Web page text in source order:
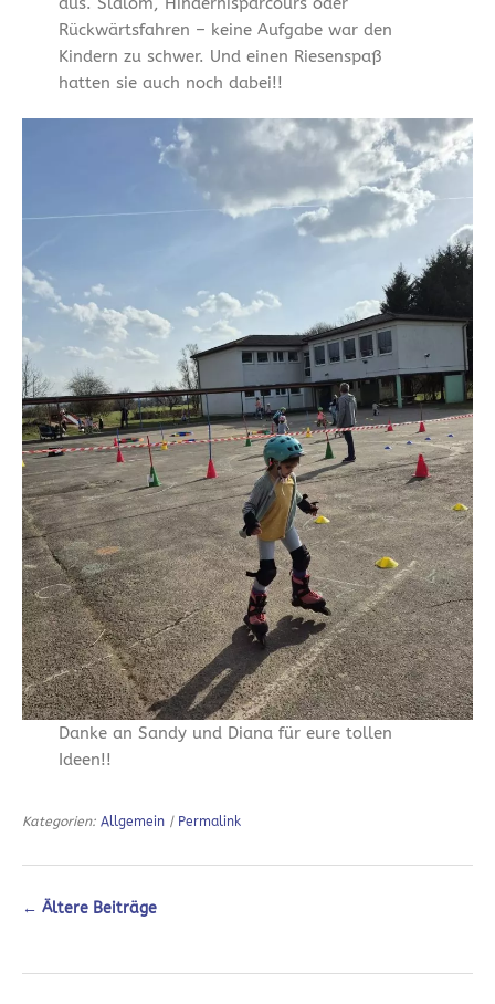
Rückwärtsfahren – keine Aufgabe war den
Kindern zu schwer. Und einen Riesenspaß
hatten sie auch noch dabei!!
Danke an Sandy und Diana für eure tollen
Ideen!!
Kategorien: Allgemein | Permalink
← Ältere Beiträge